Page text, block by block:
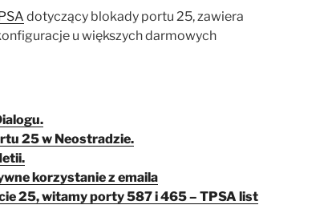
dotyczący blokady portu 25, zawiera
u większych darmowych
25 w Neostradzie.
korzystanie z emaila
25, witamy porty 587 i 465 – TPSA list